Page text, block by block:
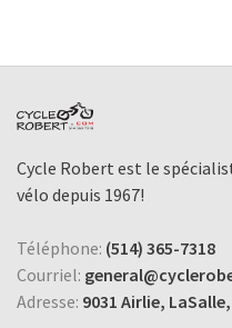
Cycle Robert est le
vélo depuis 1967!
Téléphone: (514) 365-7318
Courriel:
Adresse: 9031 Airlie, LaSalle,